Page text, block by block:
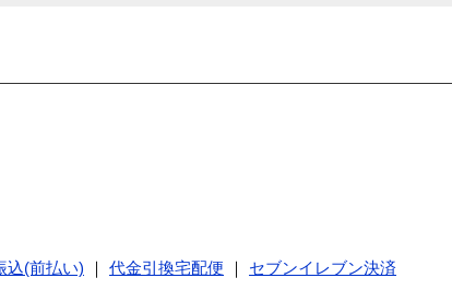
込(前払い) 代金引換宅配便
セブンイレブン決済